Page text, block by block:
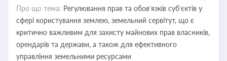
Про що тема: Регулювання прав та обов’язків суб’єктів у
сфері користування землею, земельний сервітут, що є
критично важливим для захисту майнових прав власників,
орендарів та держави, а також для ефективного
управління земельними ресурсами